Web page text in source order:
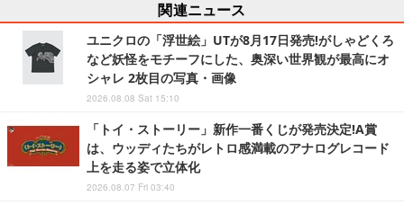
関連ニュース
ユニクロの「浮世絵」UTが8月17日発売!がしゃどくろ
など妖怪をモチーフにした、奥深い世界観が最高にオ
シャレ 2枚目の写真・画像
2026.08.08 Sat 15:10
「トイ・ストーリー」新作一番くじが発売決定!A賞
は、ウッディたちがレトロ感満載のアナログレコード
上を走る姿で立体化
2026.08.07 Fri 03:40